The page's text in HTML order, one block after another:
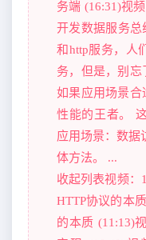
务端 (16:31)视
开发数据服务总
和http服务，人
务，但是，别忘
如果应用场景合
性能的王者。
应用场景：数据
体方法。 ...
收起列表视频：
HTTP协议的本
的本质 (11:13)